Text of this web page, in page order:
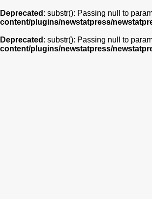
Deprecated : substr(): Passing null to
content/plugins/newstatpress/
Deprecated : substr(): Passing null to
content/plugins/newstatpress/